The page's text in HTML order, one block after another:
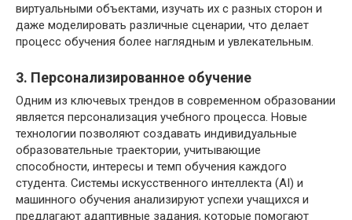
виртуальными объектами, изучать их с разных сторон и
даже моделировать различные сценарии, что делает
процесс обучения более наглядным и увлекательным.
3. Персонализированное обучение
Одним из ключевых трендов в современном образовании
является персонализация учебного процесса. Новые
технологии позволяют создавать индивидуальные
образовательные траектории, учитывающие
способности, интересы и темп обучения каждого
студента. Системы искусственного интеллекта (AI) и
машинного обучения анализируют успехи учащихся и
предлагают адаптивные задания, которые помогают